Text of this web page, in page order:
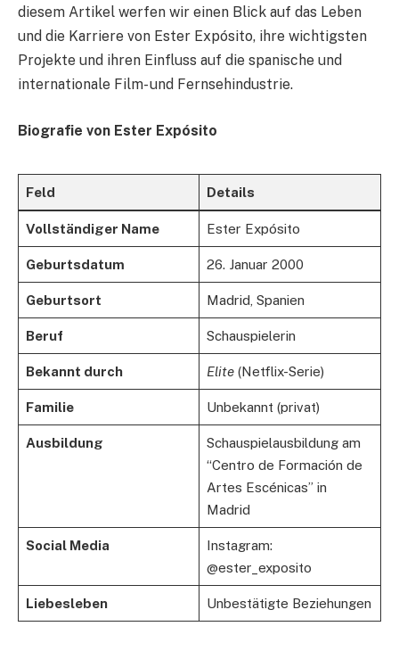
diesem Artikel werfen wir einen Blick auf das Leben
und die Karriere von Ester Expósito, ihre wichtigsten
Projekte und ihren Einfluss auf die spanische und
internationale Film- und Fernsehindustrie.
Biografie von Ester Expósito
Feld Details
Vollständiger Name Ester Expósito
Geburtsdatum 26. Januar 2000
Geburtsort Madrid, Spanien
Beruf Schauspielerin
Bekannt durch Elite(Netflix-Serie)
Familie Unbekannt (privat)
Ausbildung
Schauspielausbildung am
“Centro de Formación de
Artes Escénicas” in
Madrid
Social Media
Instagram:
@ester_exposito
Liebesleben Unbestätigte Beziehungen